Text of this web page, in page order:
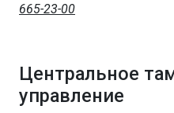
665-23-00
Центральное
управление